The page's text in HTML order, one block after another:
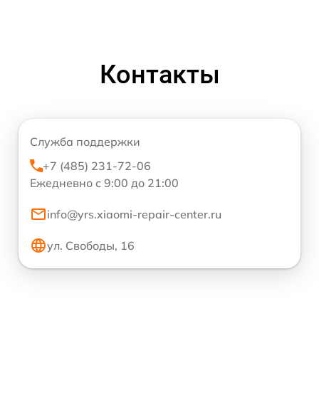
Контакты
Служба поддержки
+7 (485) 231-72-06
Ежедневно с 9:00 до 21:00
info@yrs.xiaomi-repair-center.ru
ул. Свободы, 16